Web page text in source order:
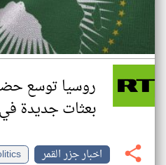
روسيا توسع
بعثات جديدة في 4 دول أفريقية
اخبار جزر القمر